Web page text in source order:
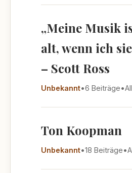
„Meine Musik
alt, wenn ich
– Scott Ross
Unbekannt•6 Beiträge•
Ton Koopman
Unbekannt•18 Beiträge•